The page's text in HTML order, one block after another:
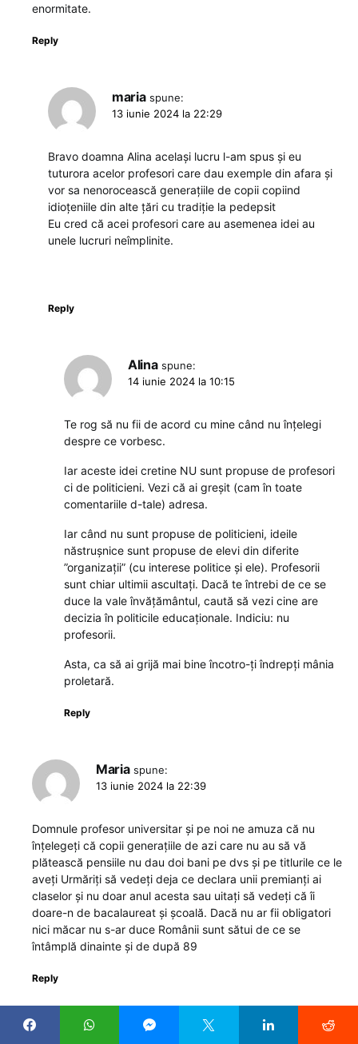
enormitate.
Reply
maria spune:
13 iunie 2024 la 22:29
Bravo doamna Alina același lucru l-am spus și eu
tuturora acelor profesori care dau exemple din afara și
vor sa nenorocească generațiile de copii copiind
idioțeniile din alte țări cu tradiție la pedepsit
Eu cred că acei profesori care au asemenea idei au
unele lucruri neîmplinite.
Reply
Alina spune:
14 iunie 2024 la 10:15
Te rog să nu fii de acord cu mine când nu înțelegi
despre ce vorbesc.
Iar aceste idei cretine NU sunt propuse de profesori
ci de politicieni. Vezi că ai greșit (cam în toate
comentariile d-tale) adresa.
Iar când nu sunt propuse de politicieni, ideile
năstrușnice sunt propuse de elevi din diferite
”organizații” (cu interese politice și ele). Profesorii
sunt chiar ultimii ascultați. Dacă te întrebi de ce se
duce la vale învățământul, caută să vezi cine are
decizia în politicile educaționale. Indiciu: nu
profesorii.
Asta, ca să ai grijă mai bine încotro-ți îndrepți mânia
proletară.
Reply
Maria spune:
13 iunie 2024 la 22:39
Domnule profesor universitar și pe noi ne amuza că nu
înțelegeți că copii generațiile de azi care nu au să vă
plătească pensiile nu dau doi bani pe dvs și pe titlurile ce le
aveți Urmăriți să vedeți deja ce declara unii premianți ai
claselor și nu doar anul acesta sau uitați să vedeți că îi
doare-n de bacalaureat și școală. Dacă nu ar fii obligatori
nici măcar nu s-ar duce Românii sunt sătui de ce se
întâmplă dinainte și de după 89
Reply
Gabriela Roman spune: